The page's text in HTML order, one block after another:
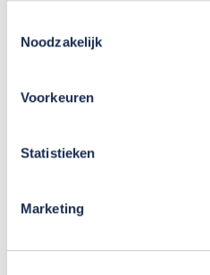
Noodzakelijk
Voorkeuren
Statistieken
Marketing
Lid van de Raad van
Overzicht relevante
Gemiva-SVG Groep per 31